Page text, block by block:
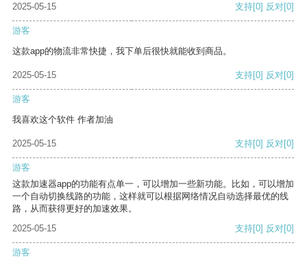
2025-05-15
支持[0] 反对[0]
游客
这款app的物流非常快捷，我下单后很快就能收到商品。
2025-05-15 支持[0] 反对[0]
游客
我喜欢这个软件 作者加油
2025-05-15 支持[0] 反对[0]
游客
这款加速器app的功能有点单一，可以增加一些新功能。比如，可以增加
一个自动切换线路的功能，这样就可以根据网络情况自动选择最优的线
路，从而获得更好的加速效果。
2025-05-15
支持[0] 反对[0]
游客